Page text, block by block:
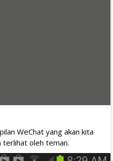
WeChat yang akan kita
terlihat oleh teman.